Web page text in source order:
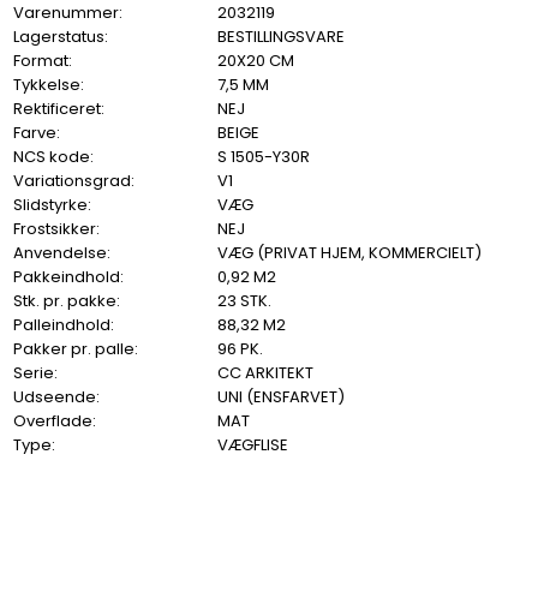
Varenummer:
2032119
Lagerstatus:
BESTILLINGSVARE
Format:
20X20 CM
Tykkelse:
7,5 MM
Rektificeret:
NEJ
Farve:
BEIGE
NCS kode:
S 1505-Y30R
Variationsgrad:
V1
Slidstyrke:
VÆG
Frostsikker:
NEJ
Anvendelse:
VÆG (PRIVAT HJEM, KOMMERCIELT)
Pakkeindhold:
0,92 M2
Stk. pr. pakke:
23 STK.
Palleindhold:
88,32 M2
Pakker pr. palle:
96 PK.
Serie:
CC ARKITEKT
Udseende:
UNI (ENSFARVET)
Overflade:
MAT
Type:
VÆGFLISE